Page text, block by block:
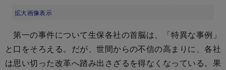
拡大画像表示
第一の事件について生保各社の首脳は、「特異な事例」
と口をそろえる。だが、世間からの不信の高まりに、各社
は思い切った改革へ踏み出さざるを得なくなっている。果